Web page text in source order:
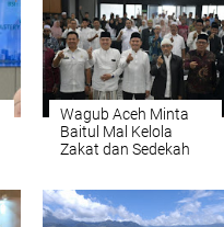
Wagub Aceh Minta
Baitul Mal Kelola
Zakat dan Sedekah
Masyarakat